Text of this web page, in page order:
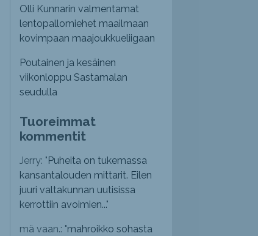
Olli Kunnarin valmentamat
lentopallomiehet maailmaan
kovimpaan maajoukkueliigaan
Poutainen ja kesäinen
viikonloppu Sastamalan
seudulla
Tuoreimmat
kommentit
Jerry: " Puheita on tukemassa
kansantalouden mittarit. Eilen
juuri valtakunnan uutisissa
kerrottiin avoimien..."
mä vaan.: "mahroikko sohasta